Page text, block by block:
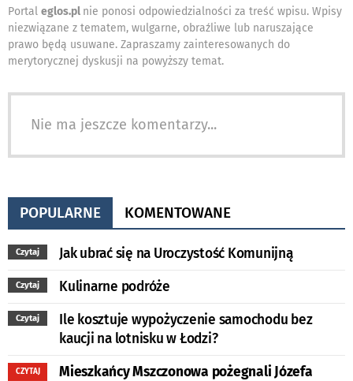
Portal eglos.pl nie ponosi odpowiedzialności za treść wpisu. Wpisy
niezwiązane z tematem, wulgarne, obraźliwe lub naruszające
prawo będą usuwane. Zapraszamy zainteresowanych do
merytorycznej dyskusji na powyższy temat.
Nie ma jeszcze komentarzy...
POPULARNE KOMENTOWANE
Czytaj Jak ubrać się na Uroczystość Komunijną
Czytaj Kulinarne podróże
Czytaj
Ile kosztuje wypożyczenie samochodu bez
kaucji na lotnisku w Łodzi?
CZYTAJ
Mieszkańcy Mszczonowa pożegnali Józefa